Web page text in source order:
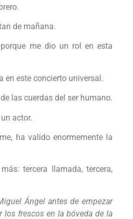
de mañana.
me dio un rol en esta
en este concierto universal.
las cuerdas del ser humano.
actor.
ha valido enormemente la
tercera llamada, tercera,
Ángel antes de empezar
los frescos en la bóveda de la